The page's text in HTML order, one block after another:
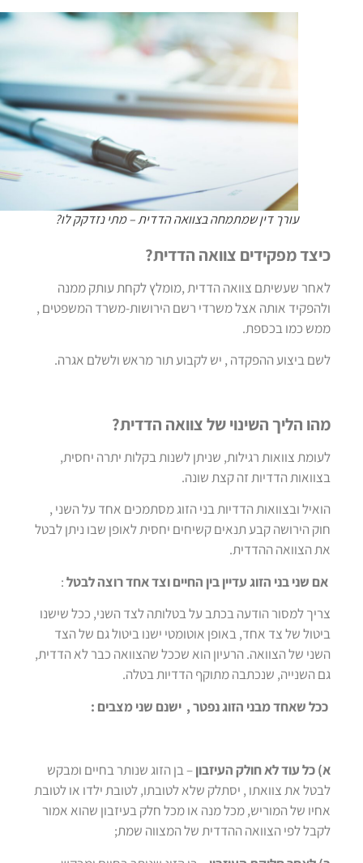
עורך דין שמתמחה בצוואה הדדית – מתי נזדקק לו?
כיצד מפקידים צוואה הדדית?
לאחר שעשיתם צוואה הדדית ,מומלץ לקחת עותק ממנה
ולהפקיד אותה אצל משרדי רשם הירושות-משרד המשפטים ,
ממש כמו בכספת.
לשם ביצוע ההפקדה , יש לקבוע תור מראש ולשלם אגרה.
מהו הליך השינוי של צוואה הדדית?
לעומת צוואות רגילות, שניתן לשנות בקלות יתרה יחסית,
בצוואות הדדיות זה קצת שונה.
הואיל ובצוואות הדדיות בני הזוג מסתמכים אחד על השני ,
חוק הירושה קבע תנאים קשיחים יחסית לאופן שבו ניתן לבטל
את הצוואה ההדדית.
אם שני בני הזוג עדיין בין החיים וצד אחד רוצה לבטל:
צריך למסור הודעה בכתב על בטלותה לצד השני, ככל שישנו
ביטול של צד אחד, באופן אוטומטי ישנו ביטול גם של הצד
השני של הצוואה. הרעיון הוא שככל שהצוואה כבר לא הדדית,
גם השנייה, שנכתבה מתוקף הדדיות בטלה.
ככל שאחד מבני הזוג נפטר , ישנם שני מצבים :
א) כל עוד לא חולק העיזבון– בן הזוג שנותר בחיים ומבקש
לבטל את צוואתו , יסתלק שלא לטובתו, לטובת ילדו או לטובת
אחיו של המוריש, מכל מנה או מכל חלק בעיזבון שהוא אמור
לקבל לפי הצוואה ההדדית של המצווה שמת;